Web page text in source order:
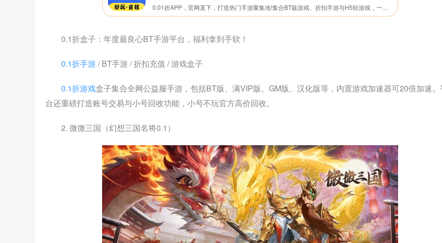
0.1折盒子：年度最良心BT手游平台，福利拿到手软！
0.1折手游/ BT手游 / 折扣充值 / 游戏盒子
0.1折游戏盒子集合全网公益服手游，包括BT版、满VIP版、GM版、汉化版等，内置游戏加速器可20倍加速。
台还重磅打造账号交易与小号回收功能，小号不玩官方高价回收。
2. 微微三国（幻想三国名将0.1）